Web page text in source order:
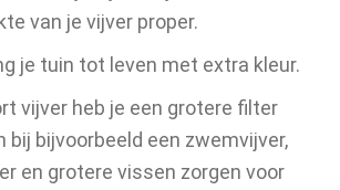
van je vijver proper.
je tuin tot leven met extra kleur.
vijver heb je een grotere filter
bij bijvoorbeeld een zwemvijver,
en grotere vissen zorgen voor